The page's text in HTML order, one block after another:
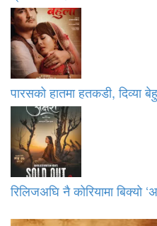
पारसको हातमा हतकडी, दिव्या
रिलिजअघि नै कोरियामा बिक्यो